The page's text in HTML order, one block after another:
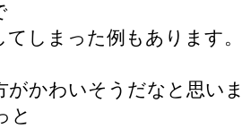
てしまった例もあります
がかわいそうだなと思い
と